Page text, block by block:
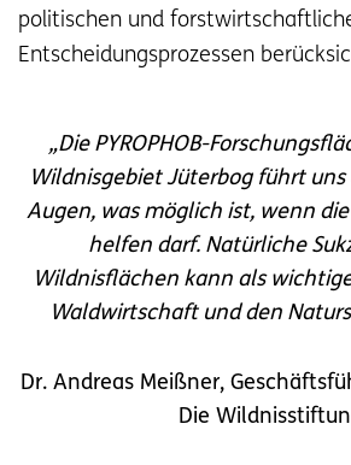
politischen und
Entscheidungsprozessen
„Die PYROPHOB-
WildnisgebietJüterbog führt uns
Augen, was möglich ist, wenn
helfen darf. Natürliche
Wildnisflächenkann als
Waldwirtschaft und den
Dr. Andreas Meißner,
Die